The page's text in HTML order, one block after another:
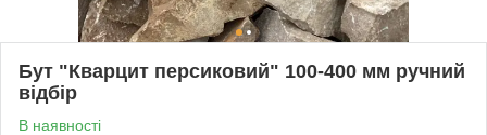
Бут "Кварцит персиковий" 100-400 мм ручний
відбір
В наявності